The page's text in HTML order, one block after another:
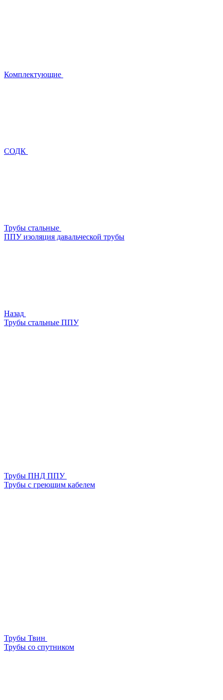
Комплектующие
СОДК
Трубы стальные
ППУ изоляция давальческой трубы
Назад
Трубы стальные ППУ
Трубы ПНД ППУ
Трубы с греющим кабелем
Трубы Твин
Трубы со спутником